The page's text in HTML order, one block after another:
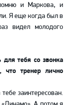
и Маркова, и
Я еще когда был в
видел молодого
тебя со звонка
тренер лично
заинтересован.